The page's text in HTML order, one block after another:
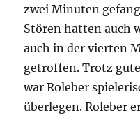
zwei Minuten
Stören hatten auch
auch in der vierten
getroffen. Trotz
war Roleber
überlegen. Roleber